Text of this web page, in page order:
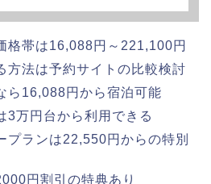
格帯は16,088円～221,100円
方法は予約サイトの比較検討
ら16,088円から宿泊可能
3万円台から利用できる
プランは22,550円からの特別
円割引の特典あり